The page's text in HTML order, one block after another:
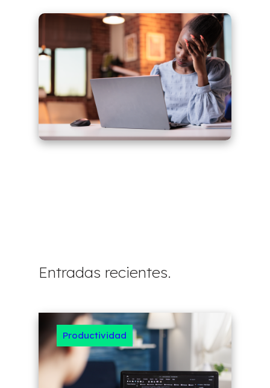
Entradas recientes.
Productividad